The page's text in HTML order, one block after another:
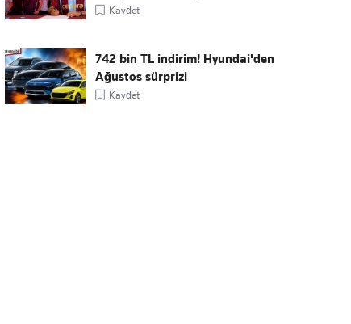
Kaydet
742 bin TL indirim! Hyundai'den
Ağustos sürprizi
Kaydet